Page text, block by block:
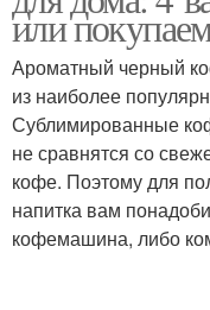
или
Ароматный черный
из наиболее
Сублимированные
не сравнятся со
кофе. Поэтому для
напитка вам
кофемашина, либо